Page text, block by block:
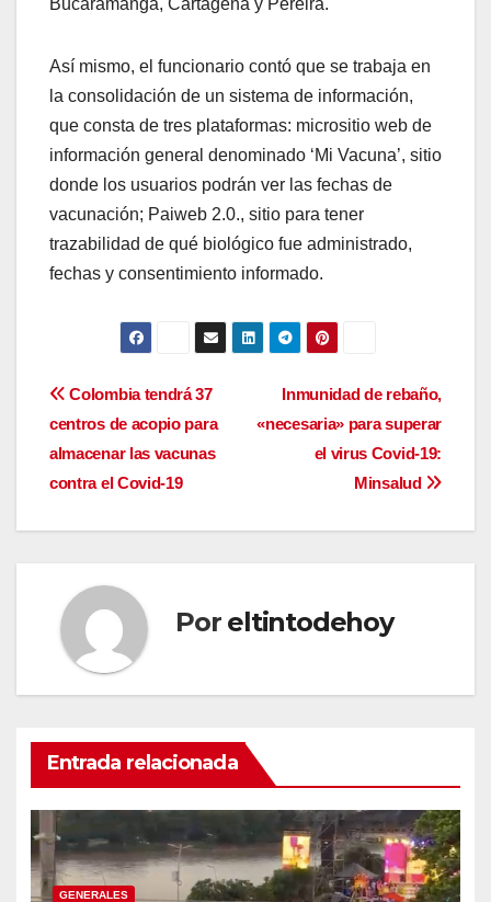
Bucaramanga, Cartagena y Pereira.
Así mismo, el funcionario contó que se trabaja en
la consolidación de un sistema de información,
que consta de tres plataformas: micrositio web de
información general denominado ‘Mi Vacuna’, sitio
donde los usuarios podrán ver las fechas de
vacunación; Paiweb 2.0., sitio para tener
trazabilidad de qué biológico fue administrado,
fechas y consentimiento informado.
Navegación
de
entradas
Inmunidad de rebaño,
«necesaria» para superar
el virus Covid-19:
Minsalud
Colombia tendrá 37
centros de acopio para
almacenar las vacunas
contra el Covid-19
Por eltintodehoy
Entrada relacionada
GENERALES